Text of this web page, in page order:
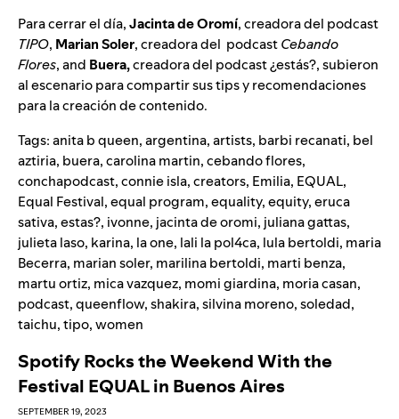
Para cerrar el día,Jacinta de Oromí, creadora del podcast
TIPO, Marian Soler, creadora del podcastCebando
Flores, and Buera,creadora del podcast¿estás?, subieron
al escenario para compartir sus tips y recomendaciones
para la creación de contenido.
Tags:anita b queen,argentina,artists, barbi recanati, bel
aztiria, buera,carolina martin,cebando flores,
conchapodcast,connie isla,creators, Emilia, EQUAL,
Equal Festival,equal program,equality,equity,eruca
sativa,estas?, ivonne, jacinta de oromi, juliana gattas,
julieta laso, karina, la one, lali la pol4ca, lula bertoldi, maria
Becerra, marian soler, marilina bertoldi, marti benza,
martu ortiz, mica vazquez, momi giardina, moria casan,
podcast,queenflow,shakira,silvina moreno,soledad,
taichu,tipo,women
Spotify Rocks the Weekend With the
Festival EQUAL in Buenos Aires
SEPTEMBER 19, 2023